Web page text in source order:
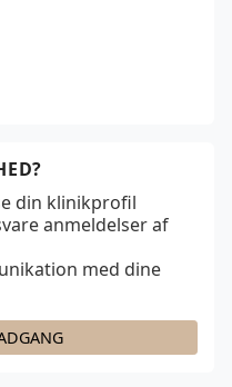
din klinikprofil
anmeldelser af
med dine